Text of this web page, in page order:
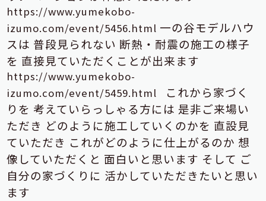
https://www.yumekobo-
izumo.com/event/5456.html 一の谷モデルハウ
スは 普段見られない 断熱・耐震の施工の様子
を 直接見ていただくことが出来ます
https://www.yumekobo-
izumo.com/event/5459.html
これから家づく
りを 考えていらっしゃる方には 是非ご来場い
ただき どのように施工していくのかを 直設見
ていただき これがどのように仕上がるのか 想
像していただくと 面白いと思います そして ご
自分の家づくりに 活かしていただきたい と思い
ます